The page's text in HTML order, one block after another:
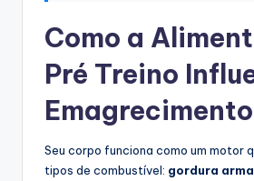
Como a
Pré Treino
Emagrecimento
Seu corpo funciona como um motor
tipos de combustível: gordura